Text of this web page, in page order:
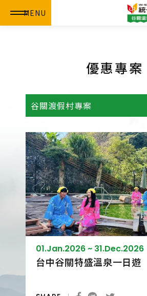
MENU
優惠專案
谷關渡假村專案
01.Jan.2026 ~ 31.Dec.2026
台中谷關特盛溫泉一日遊